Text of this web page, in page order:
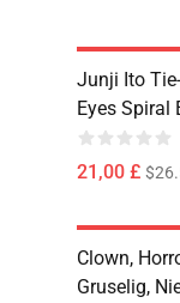
Junji Ito
Eyes Spiral
21,00 £
Clown,
Gruselig,